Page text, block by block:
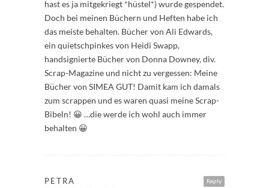
hast es ja mitgekriegt *hüstel*) wurde gespendet.
Doch bei meinen Büchern und Heften habe ich
das meiste behalten. Bücher von Ali Edwards,
ein quietschpinkes von Heidi Swapp,
handsignierte Bücher von Donna Downey, div.
Scrap-Magazine und nicht zu vergessen: Meine
Bücher von SIMEA GUT! Damit kam ich damals
zum scrappen und es waren quasi meine Scrap-
Bibeln! 😀 …die werde ich wohl auch immer
behalten 😀
Reply
PETRA